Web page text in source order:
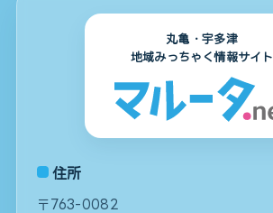
丸亀・宇多津
地域みっちゃく情報サイト
住所
〒763-0082